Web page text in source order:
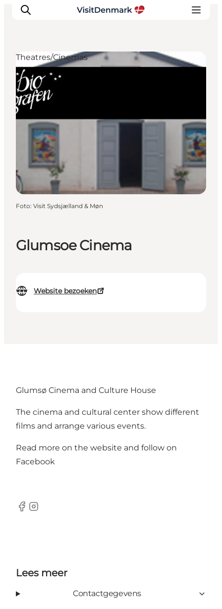
Inspiratie
Bestemmingen
Wat te doen
Accommodaties
Plan je reis
Glumsoe Cinema
Website bezoeken
Theatres/Cinemas
Foto: Visit Sydsjælland & Møn
Glumsø Cinema and Culture House
The cinema and cultural center show different
films and arrange various events.
Read more on the website and follow on
Facebook
Facebook
Instagram
Lees meer
Contactgegevens